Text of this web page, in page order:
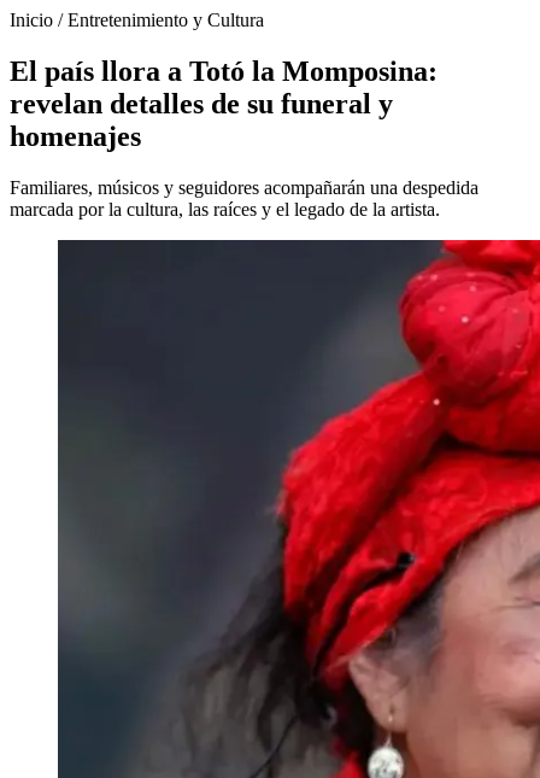
Inicio /Entretenimiento y Cultura
El país llora a Totó la Momposina:
revelan detalles de su funeral y
homenajes
Familiares, músicos y seguidores acompañarán una despedida
marcada por la cultura, las raíces y el legado de la artista.